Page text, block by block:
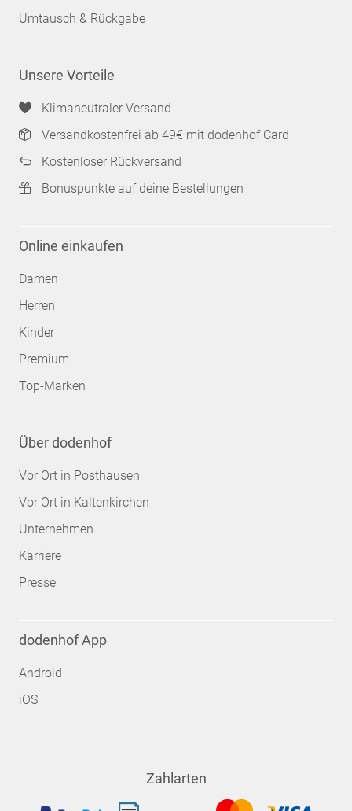
Umtausch & Rückgabe
Unsere Vorteile
Klimaneutraler Versand
Versandkostenfrei ab 49€ mit dodenhof Card
Kostenloser Rückversand
Bonuspunkte auf deine Bestellungen
Online einkaufen
Damen
Herren
Kinder
Premium
Top-Marken
Über dodenhof
Vor Ort in Posthausen
Vor Ort in Kaltenkirchen
Unternehmen
Karriere
Presse
dodenhof App
Android
iOS
Zahlarten